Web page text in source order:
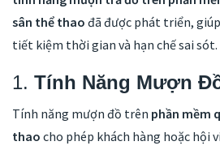
sân thể thao đã được phát triển,
tiết kiệm thời gian và hạn chế sai sót.
1. Tính Năng Mượn
Tính năng mượn đồ trên phần mềm
thao cho phép khách hàng hoặc hội